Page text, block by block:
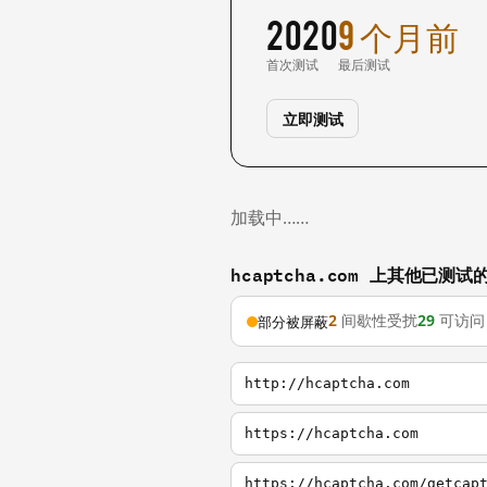
2020
首次测试
9 个月前
最后测试
立即测试
加载中……
hcaptcha.com 上其他已测试
部分被屏蔽2 间歇性受扰29 可访问
http://hcaptcha.com
https://hcaptcha.com
https://hcaptcha.com/